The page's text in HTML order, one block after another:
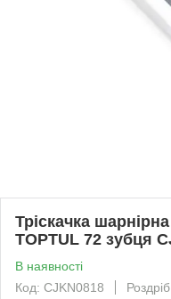
Тріскачка
TOPTUL 72 зубця
В наявності
Код: CJKN0818
Роздріб